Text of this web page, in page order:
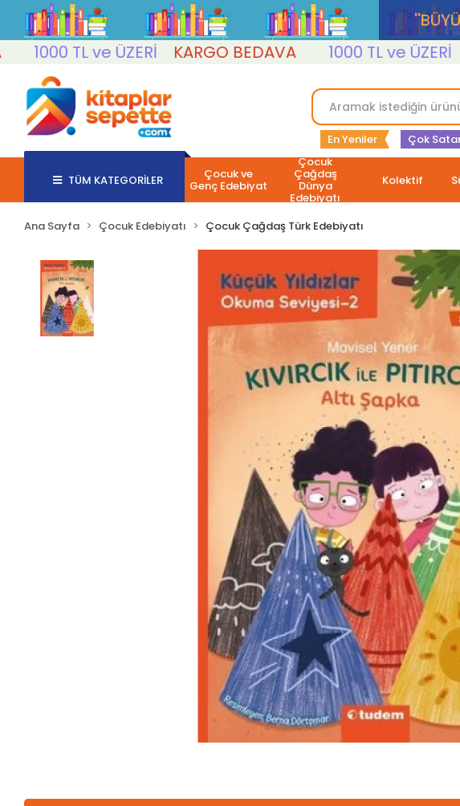
TL ve ÜZERİ
KARGO BEDAVA 1000 TL ve ÜZERİ
En Yeniler Çok
TÜM KATEGORİLER Çocuk ve
Genç Edebiyat
Çocuk
Çağdaş
Dünya
Edebiyatı
Kolektif
Ana Sayfa Çocuk Edebiyatı Çocuk Çağdaş Türk Edebiyatı